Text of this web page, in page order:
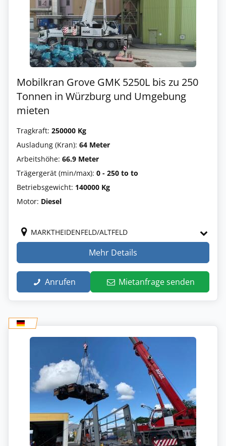
Mobilkran Grove GMK 5250L bis zu 250
Tonnen in Würzburg und Umgebung
mieten
Tragkraft: 250000 Kg
Ausladung (Kran): 64 Meter
Arbeitshöhe: 66.9 Meter
Trägergerät (min/max): 0 - 250 to to
Betriebsgewicht: 140000 Kg
Motor: Diesel
MARKTHEIDENFELD/ALTFELD
Mehr Details
Anrufen Mietanfrage senden